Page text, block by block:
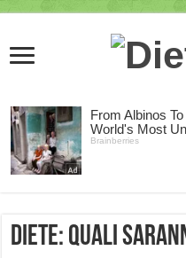
Diete: quali